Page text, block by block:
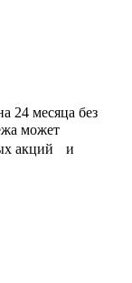
24 месяца без
может
акций и